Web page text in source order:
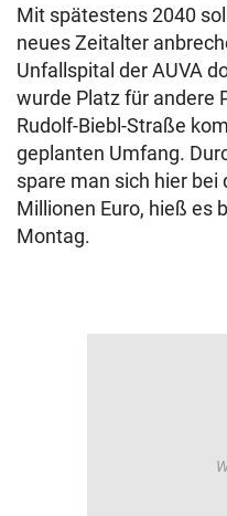
Mit spätestens 2040
neues Zeitalter
Unfallspital der AUVA
wurde Platz für andere
Rudolf-Biebl-Straße
geplanten Umfang.
spare man sich hier bei
Millionen Euro, hieß es
Montag.